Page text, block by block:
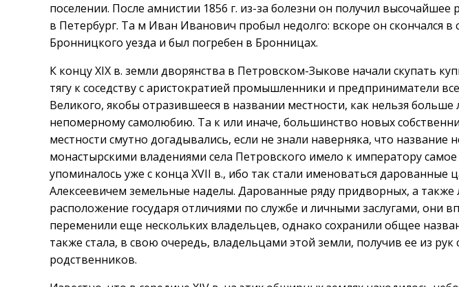
поселении. После амнистии 1856 г. из-за болезни он получил высочайшее
в Петербург. Та м Иван Иванович пробыл недолго: вскоре он скончался в
Бронницкого уезда и был погребен в Бронницах.
К концу XIX в. земли дворянства в Петровском-Зыкове начали скупать
тягу к соседству с аристократией промышленники и предприниматели
Великого, якобы отразившееся в названии местности, как нельзя больше
непомерному самолюбию. Та к или иначе, большинство новых
местности смутно догадывались, если не знали наверняка, что название
монастырскими владениями села Петровского имело к императору
упоминалось уже с конца XVII в., ибо так стали именоваться дарованные
Алексеевичем земельные наделы. Дарованные ряду придворных, а
расположение государя отличиями по службе и личными заслугами, они
переменили еще нескольких владельцев, однако сохранили общее
также стала, в свою очередь, владельцами этой земли, получив ее из рук
родственников.